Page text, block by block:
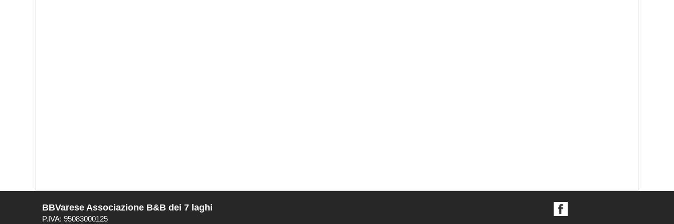
BBVarese Associazione B&B dei 7 laghi
P.IVA: 95083000125